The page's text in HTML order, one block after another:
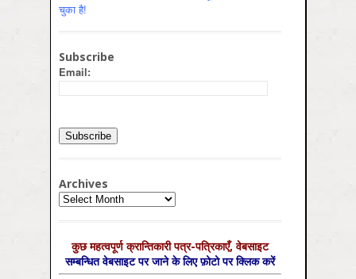
चुका है!
Subscribe
Email:
Archives
Archives
कुछ महत्‍वपूर्ण क्रान्तिकारी पत्र-पत्रिकाएँ, वेबसाइट
सम्‍बन्धित वेबसाइट पर जाने के लिए फ़ोटो पर क्लिक करें